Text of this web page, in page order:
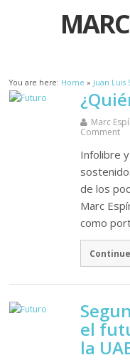
You are here: Home » Juan Luis
Marc
Comment
Infolibre
de los
Marc
como
el
la